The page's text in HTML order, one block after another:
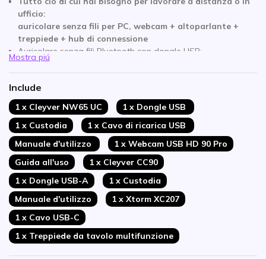
ufficio:
auricolare senza fili per PC, webcam + altoparlante +
treppiede + hub di connessione
Auricolare senza fili Bluetooth con dongle USB:
Webcam con angolatura di 90º per immagini di alta qualità
Altoparlante multi-connessione: USB-C, USB-A e Bluetooth
Tutto connesso all'HUB 7 in 1 USB-C
Flessibilità per le tue riunioni, si adatta alle tue esigenze
Videoconferenze di alta qualità per i tuoi interlocutori
Compatibile con tutti i softphone sul mercato
Mostra piú
Include
1 x Cleyver NW65 UC
1 x Dongle USB
1 x Custodia
1 x Cavo di ricarica USB
Manuale d'utilizzo
1 x Webcam USB HD 90 Pro
Guida all'uso
1 x Cleyver CC90
1 x Dongle USB-A
1 x Custodia
Manuale d'utilizzo
1 x Xtorm XC207
1 x Cavo USB-C
1 x Treppiede da tavolo multifunzione